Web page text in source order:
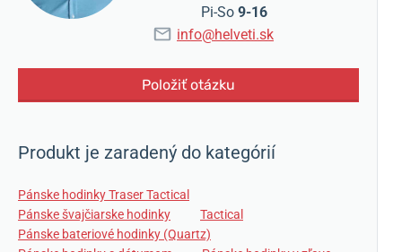
Pi-So 9-16
info@helveti.sk
Položiť otázku
Produkt je zaradený do kategórií
Pánske hodinky Traser Tactical
Pánske švajčiarske hodinky
Tactical
Pánske bateriové hodinky (Quartz)